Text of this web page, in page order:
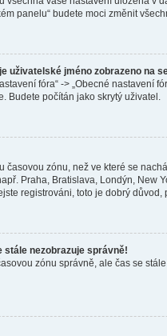
panelu“ budete moci změnit
uživatelské jméno zobrazeno na
fóra“ -> „Obecné nastavení
Budete počítán jako skrytý uživatel.
zónu, než ve které se
Praha, Bratislava, Londýn, New
registrováni, toto je dobrý důvod,
stále nezobrazuje správně!
zónu správně, ale čas se